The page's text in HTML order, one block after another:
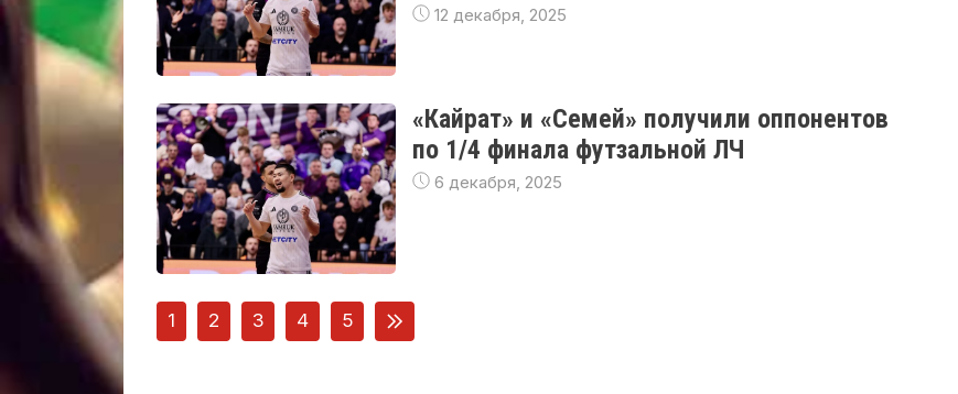
12 декабря, 2025
«Кайрат» и «Семей» получили оппонентов
по 1/4 финала футзальной ЛЧ
6 декабря, 2025
1 2 3 4 5